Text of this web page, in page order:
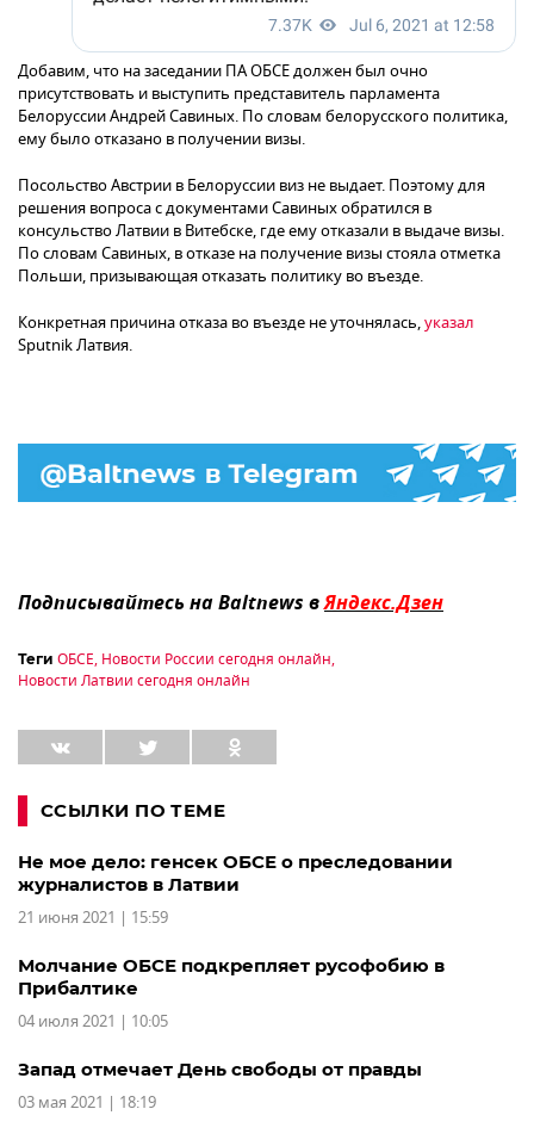
Добавим, что на заседании ПА ОБСЕ должен был очно
присутствовать и выступить представитель парламента
Белоруссии Андрей Савиных. По словам белорусского политика,
ему было отказано в получении визы.
Посольство Австрии в Белоруссии виз не выдает. Поэтому для
решения вопроса с документами Савиных обратился в
консульство Латвии в Витебске, где ему отказали в выдаче визы.
По словам Савиных, в отказе на получение визы стояла отметка
Польши, призывающая отказать политику во въезде.
Конкретная причина отказа во въезде не уточнялась,указал
Sputnik Латвия.
Подписывайтесь на Baltnews вЯндекс.Дзен
Теги ОБСЕ, Новости России сегодня онлайн,
Новости Латвии сегодня онлайн
ССЫЛКИ ПО ТЕМЕ
Не мое дело: генсек ОБСЕ о преследовании
журналистов в Латвии
21 июня 2021 | 15:59
Молчание ОБСЕ подкрепляет русофобию в
Прибалтике
04 июля 2021 | 10:05
Запад отмечает День свободы от правды
03 мая 2021 | 18:19